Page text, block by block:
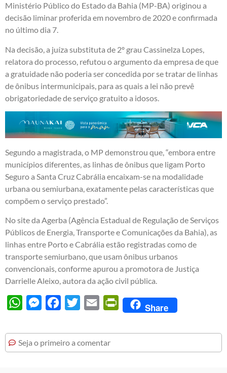
Ministério Público do Estado da Bahia (MP-BA) originou a
decisão liminar proferida em novembro de 2020 e confirmada
no último dia 7.
Na decisão, a juíza substituta de 2º grau Cassinelza Lopes,
relatora do processo, refutou o argumento da empresa de que
a gratuidade não poderia ser concedida por se tratar de linhas
de ônibus intermunicipais, para as quais a lei não prevê
obrigatoriedade de serviço gratuito a idosos.
Segundo a magistrada, o MP demonstrou que, “embora entre
municípios diferentes, as linhas de ônibus que ligam Porto
Seguro a Santa Cruz Cabrália encaixam-se na modalidade
urbana ou semiurbana, exatamente pelas características que
compõem o serviço prestado”.
No site da Agerba (Agência Estadual de Regulação de Serviços
Públicos de Energia, Transporte e Comunicações da Bahia), as
linhas entre Porto e Cabrália estão registradas como de
transporte semiurbano, que usam ônibus urbanos
convencionais, conforme apurou a promotora de Justiça
Darrielle Aleixo, autora da ação civil pública.
WhatsAppMessengerFacebook
Twitter Email PrintFriendly
Share
Seja o primeiro a comentar